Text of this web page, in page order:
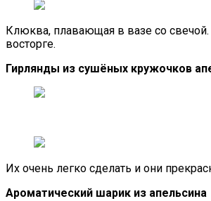
Клюква, плавающая в вазе со свечой.
восторге.
Гирлянды из сушёных кружочков
Их очень легко сделать и они
Ароматический шарик из апельсина